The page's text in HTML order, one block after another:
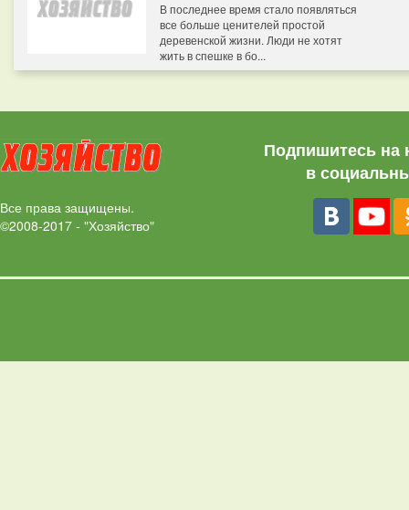
В последнее время стало появляться
все больше ценителей простой
деревенской жизни. Люди не хотят
жить в спешке в бо...
Все права защищены.
©2008-2017 - "Хозяйство"
Подпишитесь на
в